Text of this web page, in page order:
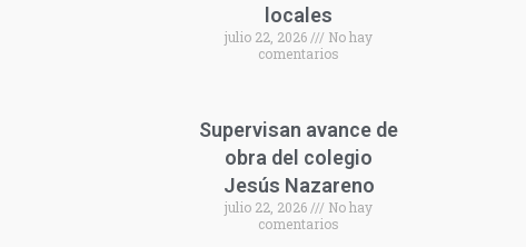
locales
julio 22, 2026
No hay
comentarios
Supervisan avance de
obra del colegio
Jesús Nazareno
julio 22, 2026
No hay
comentarios